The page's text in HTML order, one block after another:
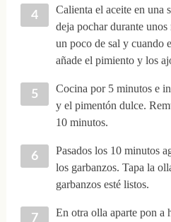
Calienta el aceite en una
deja pochar durante
un poco de sal y cuando
añade el pimiento y los
Cocina por 5 minutos e
y el pimentón dulce.
10 minutos.
Pasados los 10 minutos
los garbanzos. Tapa la
garbanzos esté listos.
En otra olla aparte pon a